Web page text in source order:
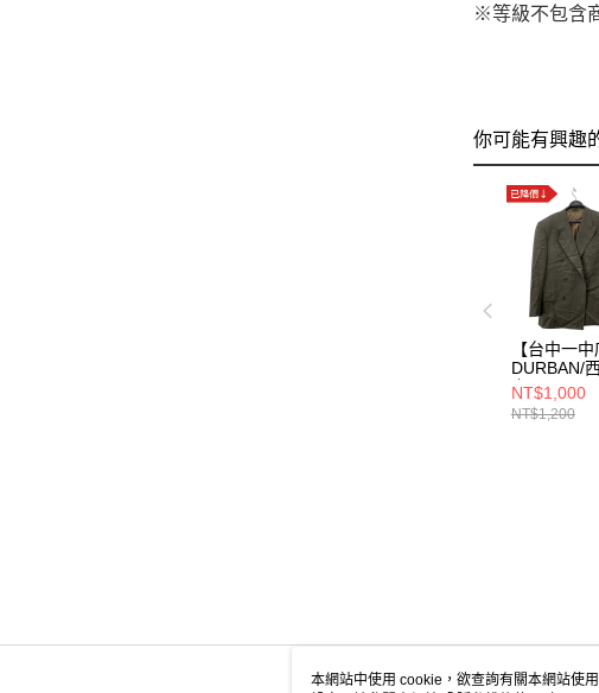
※等級不包含
你可能有興趣
【台中一中
DURBAN/
套/50/
88
NT$1,000
NT$1,200
本網站中使用 cookie，欲查詢有關本網站使